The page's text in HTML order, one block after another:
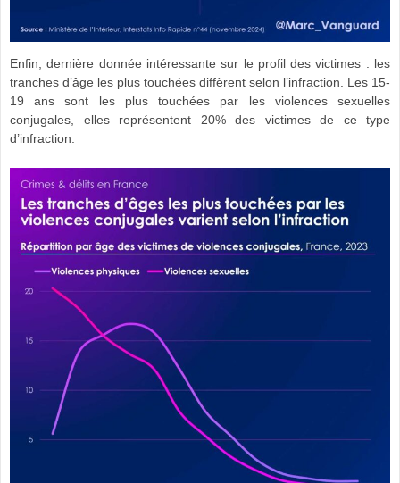
Enfin, dernière donnée intéressante sur le profil des victimes : les
tranches d’âge les plus touchées diffèrent selon l’infraction. Les 15-
19 ans sont les plus touchées par les violences sexuelles
conjugales, elles représentent 20% des victimes de ce type
d’infraction.